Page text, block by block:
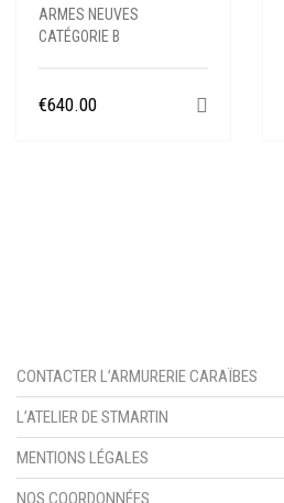
ARMES NEUVES
CATÉGORIE B
€640.00
CONTACTER L’ARMURERIE CARAÏBES
L’ATELIER DE STMARTIN
MENTIONS LÉGALES
NOS COORDONNÉES